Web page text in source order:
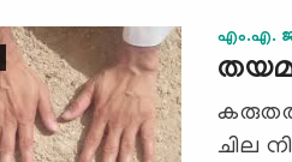
എം.എ.
ചില